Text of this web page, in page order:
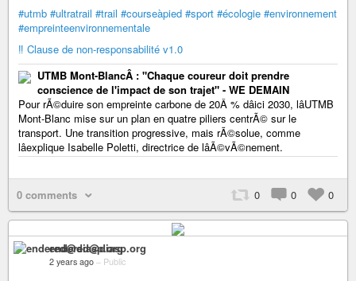
#utmb #ultratrail #trail #courseàpied #sport #écologie #environnement
#empreinteenvironnementale
‼️ Clause de non-responsabilité v1.0
UTMB Mont-BlancÂ : "Chaque coureur doit prendre
conscience de l'impact de son trajet" - WE DEMAIN
Pour rÃ©duire son empreinte carbone de 20Â % dâici 2030, lâUTMB
Mont-Blanc mise sur un plan en quatre piliers centrÃ© sur le
transport. Une transition progressive, mais rÃ©solue, comme
lâexplique Isabelle Poletti, directrice de lâÃ©vÃ©nement.
0 comments 0 0 0
endered@diasp.org
2 years ago – Public